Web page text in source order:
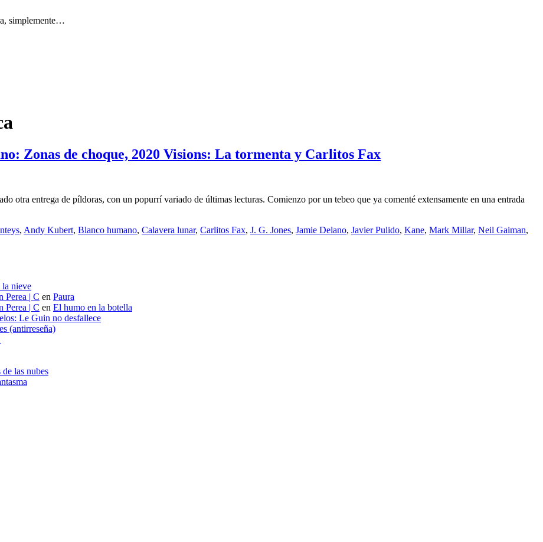
simplemente…
Zonas de choque, 2020 Visions: La tormenta y Carlitos Fax
otra entrega de píldoras, con un popurrí variado de últimas lecturas. Comienzo por un tebeo que ya comenté extensamente en una entrada
, Andy Kubert, Blanco humano, Calavera lunar, Carlitos Fax, J. G. Jones, Jamie Delano, Javier Pulido, Kane, Mark Millar, Neil Gaiman,
la nieve
Perea | C en Paura
Perea | C en El humo en la botella
Le Guin no desfallece
(antirreseña)
de las nubes